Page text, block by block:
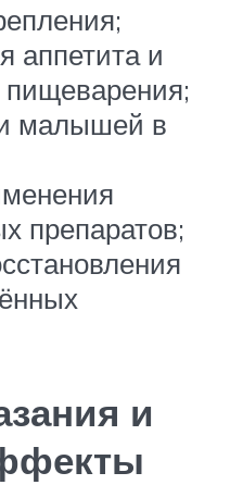
аппетита и
малышей в
препаратов;
и